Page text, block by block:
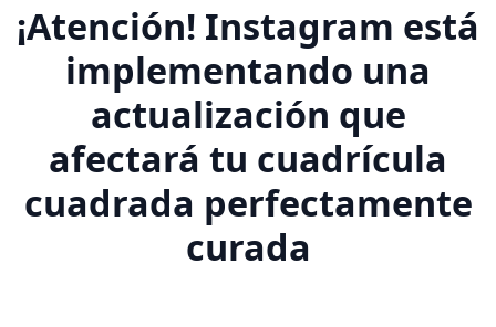
¡Atención! Instagram está
implementando una
actualización que
afectará tu cuadrícula
cuadrada perfectamente
curada